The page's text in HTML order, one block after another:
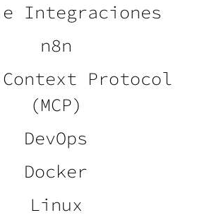
Integraciones
n8n
Context Protocol
(MCP)
DevOps
Docker
Linux